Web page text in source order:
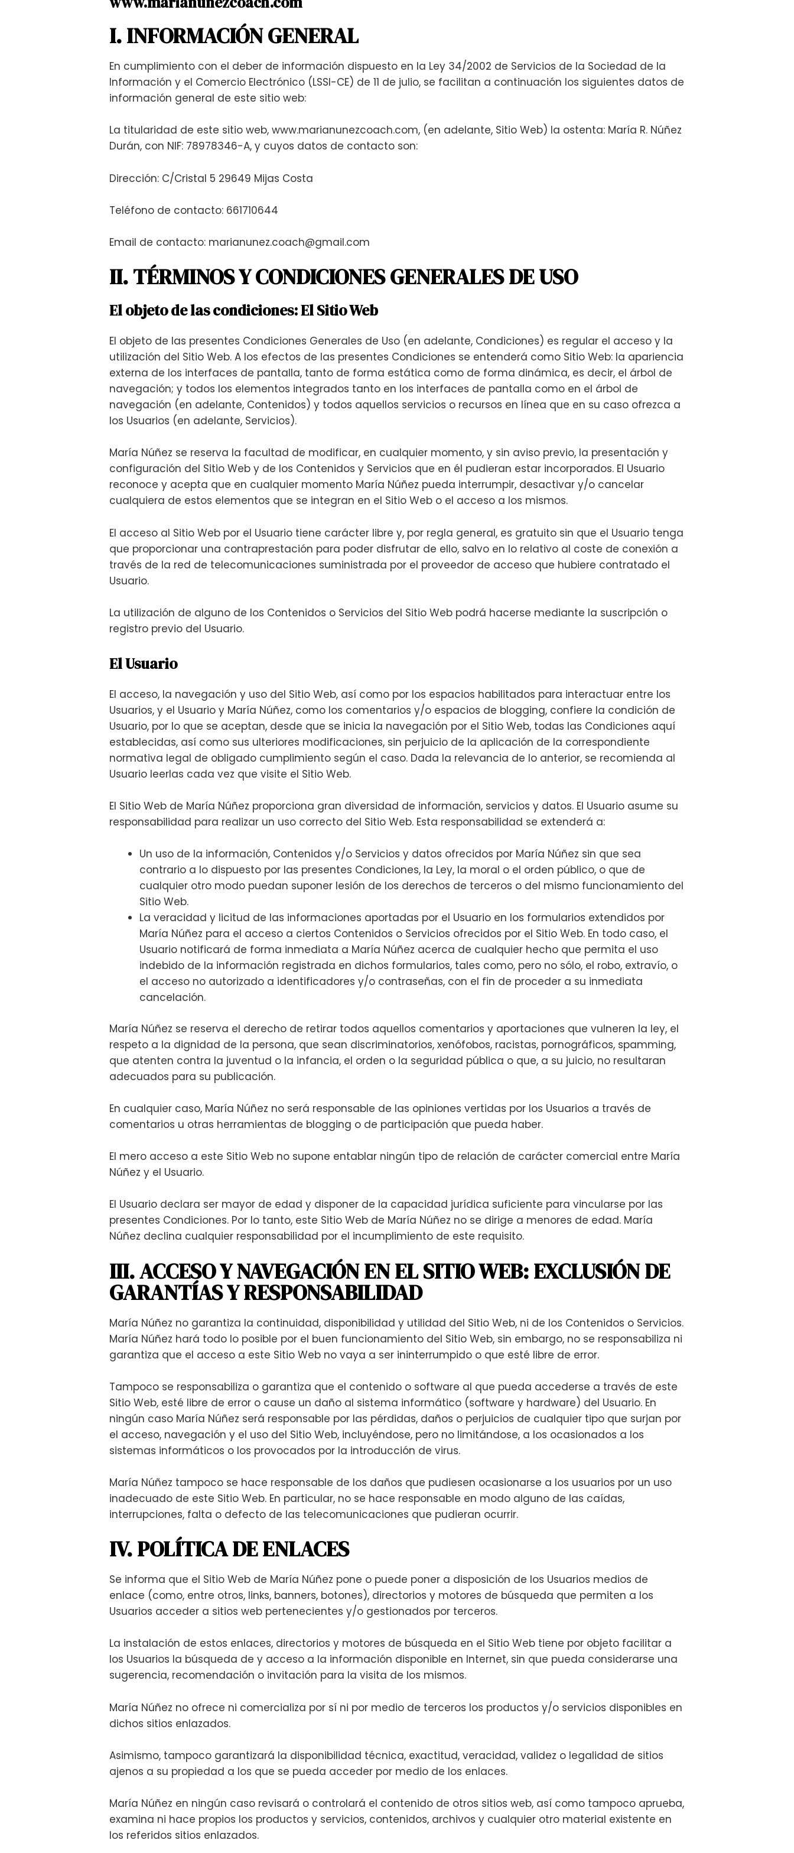
I. INFORMACIÓN GENERAL
En cumplimiento con el deber de información dispuesto en la Ley 34/2002 de Servicios de la Sociedad de la
Información y el Comercio Electrónico (LSSI-CE) de 11 de julio, se facilitan a continuación los siguientes datos de
información general de este sitio web:
La titularidad de este sitio web, www.marianunezcoach.com, (en adelante, Sitio Web) la ostenta: María R. Núñez
Durán, con NIF: 78978346-A, y cuyos datos de contacto son:
Dirección: C/Cristal 5 29649 Mijas Costa
Teléfono de contacto: 661710644
Email de contacto: marianunez.coach@gmail.com
II. TÉRMINOS Y CONDICIONES GENERALES DE USO
El objeto de las condiciones: El Sitio Web
El objeto de las presentes Condiciones Generales de Uso (en adelante, Condiciones) es regular el acceso y la
utilización del Sitio Web. A los efectos de las presentes Condiciones se entenderá como Sitio Web: la apariencia
externa de los interfaces de pantalla, tanto de forma estática como de forma dinámica, es decir, el árbol de
navegación; y todos los elementos integrados tanto en los interfaces de pantalla como en el árbol de
navegación (en adelante, Contenidos) y todos aquellos servicios o recursos en línea que en su caso ofrezca a
los Usuarios (en adelante, Servicios).
María Núñez se reserva la facultad de modificar, en cualquier momento, y sin aviso previo, la presentación y
configuración del Sitio Web y de los Contenidos y Servicios que en él pudieran estar incorporados. El Usuario
reconoce y acepta que en cualquier momento María Núñez pueda interrumpir, desactivar y/o cancelar
cualquiera de estos elementos que se integran en el Sitio Web o el acceso a los mismos.
El acceso al Sitio Web por el Usuario tiene carácter libre y, por regla general, es gratuito sin que el Usuario tenga
que proporcionar una contraprestación para poder disfrutar de ello, salvo en lo relativo al coste de conexión a
través de la red de telecomunicaciones suministrada por el proveedor de acceso que hubiere contratado el
Usuario.
La utilización de alguno de los Contenidos o Servicios del Sitio Web podrá hacerse mediante la suscripción o
registro previo del Usuario.
El Usuario
El acceso, la navegación y uso del Sitio Web, así como por los espacios habilitados para interactuar entre los
Usuarios, y el Usuario y María Núñez, como los comentarios y/o espacios de blogging, confiere la condición de
Usuario, por lo que se aceptan, desde que se inicia la navegación por el Sitio Web, todas las Condiciones aquí
establecidas, así como sus ulteriores modificaciones, sin perjuicio de la aplicación de la correspondiente
normativa legal de obligado cumplimiento según el caso. Dada la relevancia de lo anterior, se recomienda al
Usuario leerlas cada vez que visite el Sitio Web.
El Sitio Web de María Núñez proporciona gran diversidad de información, servicios y datos. El Usuario asume su
responsabilidad para realizar un uso correcto del Sitio Web. Esta responsabilidad se extenderá a:
Un uso de la información, Contenidos y/o Servicios y datos ofrecidos por María Núñez sin que sea
contrario a lo dispuesto por las presentes Condiciones, la Ley, la moral o el orden público, o que de
cualquier otro modo puedan suponer lesión de los derechos de terceros o del mismo funcionamiento del
Sitio Web.
La veracidad y licitud de las informaciones aportadas por el Usuario en los formularios extendidos por
María Núñez para el acceso a ciertos Contenidos o Servicios ofrecidos por el Sitio Web. En todo caso, el
Usuario notificará de forma inmediata a María Núñez acerca de cualquier hecho que permita el uso
indebido de la información registrada en dichos formularios, tales como, pero no sólo, el robo, extravío, o
el acceso no autorizado a identificadores y/o contraseñas, con el fin de proceder a su inmediata
cancelación.
María Núñez se reserva el derecho de retirar todos aquellos comentarios y aportaciones que vulneren la ley, el
respeto a la dignidad de la persona, que sean discriminatorios, xenófobos, racistas, pornográficos, spamming,
que atenten contra la juventud o la infancia, el orden o la seguridad pública o que, a su juicio, no resultaran
adecuados para su publicación.
En cualquier caso, María Núñez no será responsable de las opiniones vertidas por los Usuarios a través de
comentarios u otras herramientas de blogging o de participación que pueda haber.
El mero acceso a este Sitio Web no supone entablar ningún tipo de relación de carácter comercial entre María
Núñez y el Usuario.
El Usuario declara ser mayor de edad y disponer de la capacidad jurídica suficiente para vincularse por las
presentes Condiciones. Por lo tanto, este Sitio Web de María Núñez no se dirige a menores de edad. María
Núñez declina cualquier responsabilidad por el incumplimiento de este requisito.
III. ACCESO Y NAVEGACIÓN EN EL SITIO WEB: EXCLUSIÓN DE
GARANTÍAS Y RESPONSABILIDAD
María Núñez no garantiza la continuidad, disponibilidad y utilidad del Sitio Web, ni de los Contenidos o Servicios.
María Núñez hará todo lo posible por el buen funcionamiento del Sitio Web, sin embargo, no se responsabiliza ni
garantiza que el acceso a este Sitio Web no vaya a ser ininterrumpido o que esté libre de error.
Tampoco se responsabiliza o garantiza que el contenido o software al que pueda accederse a través de este
Sitio Web, esté libre de error o cause un daño al sistema informático (software y hardware) del Usuario. En
ningún caso María Núñez será responsable por las pérdidas, daños o perjuicios de cualquier tipo que surjan por
el acceso, navegación y el uso del Sitio Web, incluyéndose, pero no limitándose, a los ocasionados a los
sistemas informáticos o los provocados por la introducción de virus.
María Núñez tampoco se hace responsable de los daños que pudiesen ocasionarse a los usuarios por un uso
inadecuado de este Sitio Web. En particular, no se hace responsable en modo alguno de las caídas,
interrupciones, falta o defecto de las telecomunicaciones que pudieran ocurrir.
IV. POLÍTICA DE ENLACES
Se informa que el Sitio Web de María Núñez pone o puede poner a disposición de los Usuarios medios de
enlace (como, entre otros, links, banners, botones), directorios y motores de búsqueda que permiten a los
Usuarios acceder a sitios web pertenecientes y/o gestionados por terceros.
La instalación de estos enlaces, directorios y motores de búsqueda en el Sitio Web tiene por objeto facilitar a
los Usuarios la búsqueda de y acceso a la información disponible en Internet, sin que pueda considerarse una
sugerencia, recomendación o invitación para la visita de los mismos.
María Núñez no ofrece ni comercializa por sí ni por medio de terceros los productos y/o servicios disponibles en
dichos sitios enlazados.
Asimismo, tampoco garantizará la disponibilidad técnica, exactitud, veracidad, validez o legalidad de sitios
ajenos a su propiedad a los que se pueda acceder por medio de los enlaces.
María Núñez en ningún caso revisará o controlará el contenido de otros sitios web, así como tampoco aprueba,
examina ni hace propios los productos y servicios, contenidos, archivos y cualquier otro material existente en
los referidos sitios enlazados.